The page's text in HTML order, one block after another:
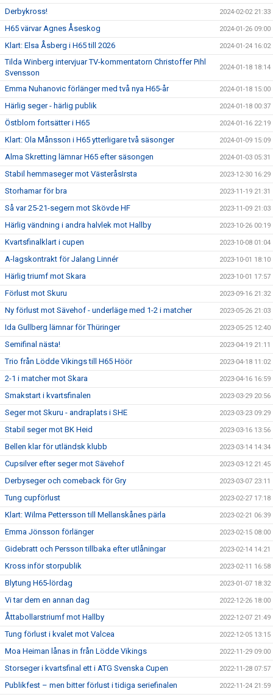
Derbykross! 2024-02-02 21:33
H65 värvar Agnes Åseskog 2024-01-26 09:00
Klart: Elsa Åsberg i H65 till 2026 2024-01-24 16:02
Tilda Winberg intervjuar TV-kommentatorn Christoffer Pihl
Svensson
2024-01-18 18:14
Emma Nuhanovic förlänger med två nya H65-år 2024-01-18 15:00
Härlig seger - härlig publik 2024-01-18 00:37
Östblom fortsätter i H65 2024-01-16 22:19
Klart: Ola Månsson i H65 ytterligare två säsonger 2024-01-09 15:09
Alma Skretting lämnar H65 efter säsongen 2024-01-03 05:31
Stabil hemmaseger mot VästeråsIrsta 2023-12-30 16:29
Storhamar för bra 2023-11-19 21:31
Så var 25-21-segern mot Skövde HF 2023-11-09 21:03
Härlig vändning i andra halvlek mot Hallby 2023-10-26 00:19
Kvartsfinalklart i cupen 2023-10-08 01:04
A-lagskontrakt för Jalang Linnér 2023-10-01 18:10
Härlig triumf mot Skara 2023-10-01 17:57
Förlust mot Skuru 2023-09-16 21:32
Ny förlust mot Sävehof - underläge med 1-2 i matcher 2023-05-26 21:03
Ida Gullberg lämnar för Thüringer 2023-05-25 12:40
Semifinal nästa! 2023-04-19 21:11
Trio från Lödde Vikings till H65 Höör 2023-04-18 11:02
2-1 i matcher mot Skara 2023-04-16 16:59
Smakstart i kvartsfinalen 2023-03-29 20:56
Seger mot Skuru - andraplats i SHE 2023-03-23 09:29
Stabil seger mot BK Heid 2023-03-16 13:56
Bellen klar för utländsk klubb 2023-03-14 14:34
Cupsilver efter seger mot Sävehof 2023-03-12 21:45
Derbyseger och comeback för Gry 2023-03-07 23:11
Tung cupförlust 2023-02-27 17:18
Klart: Wilma Pettersson till Mellanskånes pärla 2023-02-21 06:39
Emma Jönsson förlänger 2023-02-15 08:00
Gidebratt och Persson tillbaka efter utlåningar 2023-02-14 14:21
Kross inför storpublik 2023-02-11 16:58
Blytung H65-lördag 2023-01-07 18:32
Vi tar dem en annan dag 2022-12-26 18:00
Åttabollarstriumf mot Hallby 2022-12-07 21:49
Tung förlust i kvalet mot Valcea 2022-12-05 13:15
Moa Heiman lånas in från Lödde Vikings 2022-11-29 09:00
Storseger i kvartsfinal ett i ATG Svenska Cupen 2022-11-28 07:57
Publikfest – men bitter förlust i tidiga seriefinalen 2022-11-24 21:59